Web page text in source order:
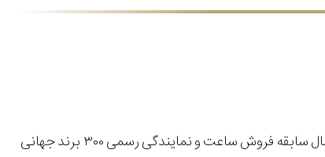
با بیش از ۱۵ سال سابقه فروش ساعت و نمایندگی رسمی ۳۰۰ برند جهانی